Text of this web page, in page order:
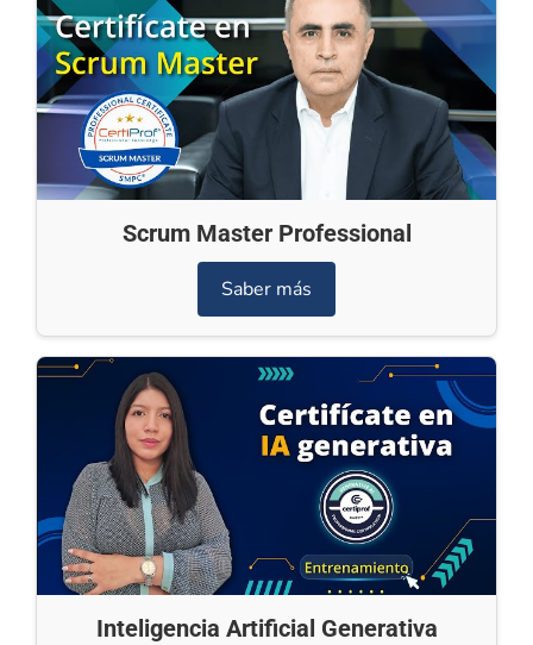
Scrum Master Professional
Saber más
Inteligencia Artificial Generativa